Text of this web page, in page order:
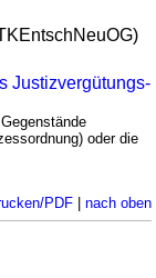
Justizvergütungs-
oder die
PDF| nach oben